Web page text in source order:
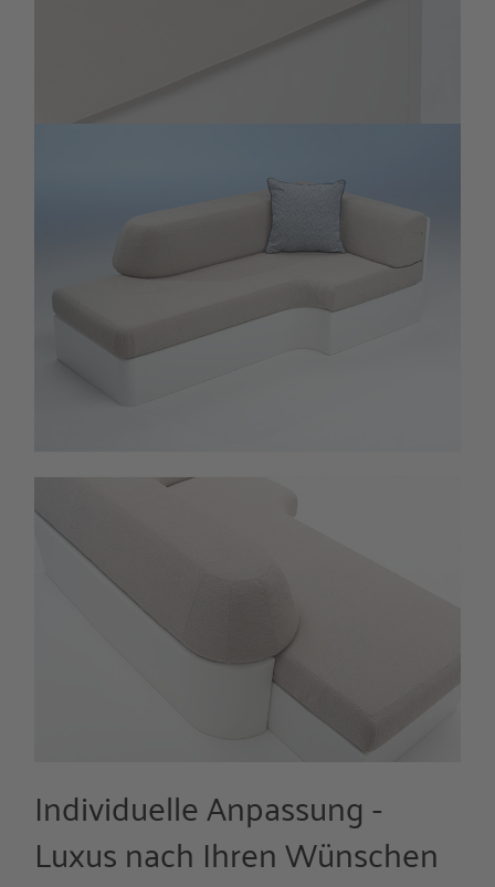
Individuelle Anpassung -
Luxus nach Ihren Wünschen